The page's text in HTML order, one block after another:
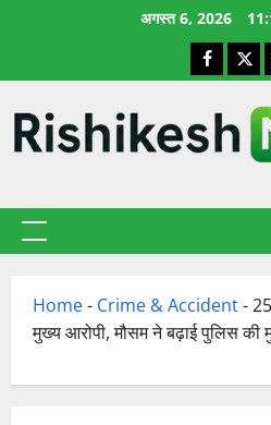
अगस्त 6, 2026
X
प्राथमिक
Home- Crime & Accident-
मुख्य आरोपी, मौसम ने बढ़ाई पुलिस की